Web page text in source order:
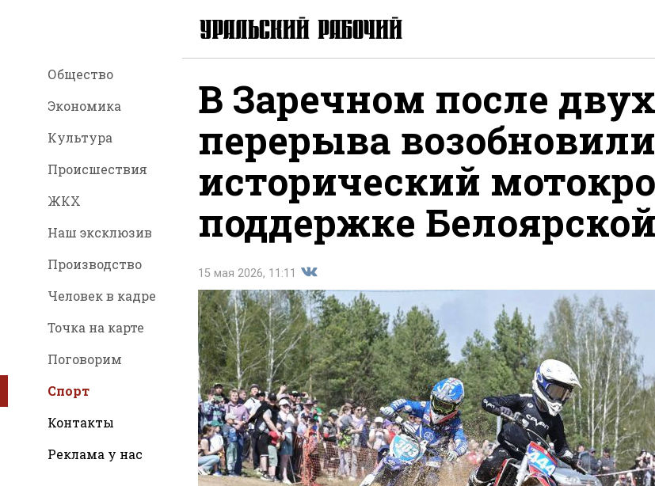
Общество
Экономика
Культура
Происшествия
ЖКХ
Наш эксклюзив
Производство
Человек в кадре
Точка на карте
Поговорим
Спорт
Контакты
Реклама у нас
В Заречном после
перерыва возобновили
исторический
поддержке
15 мая 2026, 11:11
Поделиться
во